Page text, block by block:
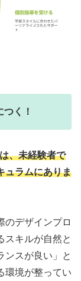
く！
、未経験者で
ュラムにありま
のデザインプロ
スキルが自然と
ンスが良い」と
環境が整ってい